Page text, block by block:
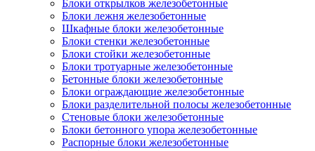
Блоки открылков железобетонные
Блоки лежня железобетонные
Шкафные блоки железобетонные
Блоки стенки железобетонные
Блоки стойки железобетонные
Блоки тротуарные железобетонные
Бетонные блоки железобетонные
Блоки ограждающие железобетонные
Блоки разделительной полосы железобетонные
Стеновые блоки железобетонные
Блоки бетонного упора железобетонные
Распорные блоки железобетонные